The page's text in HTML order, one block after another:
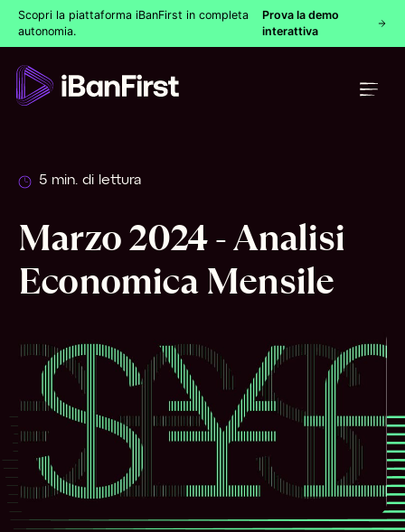
Scopri la piattaforma iBanFirst in completa
autonomia.
Prova la demo
interattiva
5 min. di lettura
Marzo 2024 - Analisi
Economica Mensile